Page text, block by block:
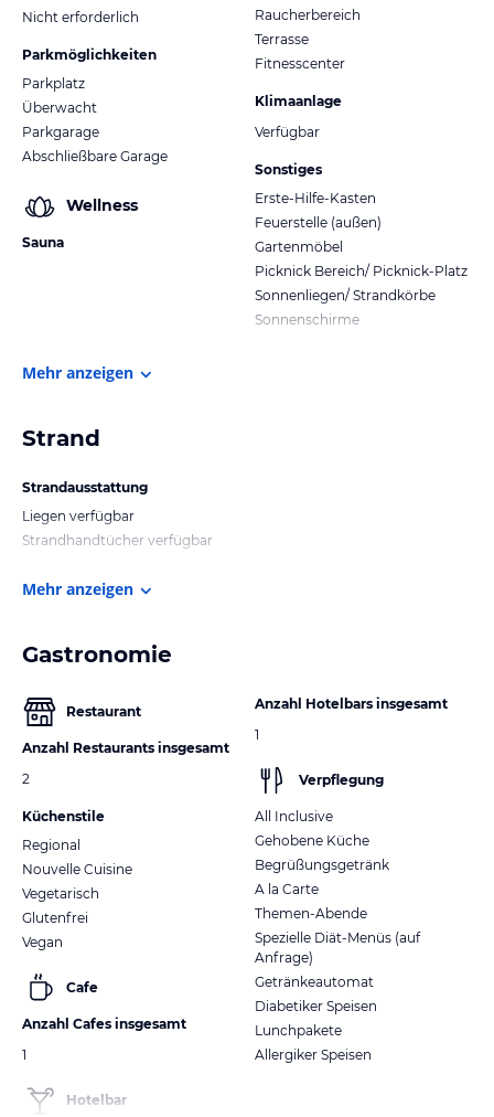
Nicht erforderlich
Parkmöglichkeiten
Parkplatz
Überwacht
Parkgarage
Abschließbare Garage
Wellness
Sauna
Raucherbereich
Terrasse
Fitnesscenter
Klimaanlage
Verfügbar
Sonstiges
Erste-Hilfe-Kasten
Feuerstelle (außen)
Gartenmöbel
Picknick Bereich/ Picknick-Platz
Sonnenliegen/ Strandkörbe
Sonnenschirme
Mehr anzeigen
Strand
Strandausstattung
Liegen verfügbar
Strandhandtücher verfügbar
Mehr anzeigen
Gastronomie
Restaurant
Anzahl Restaurants insgesamt
2
Küchenstile
Regional
Nouvelle Cuisine
Vegetarisch
Glutenfrei
Vegan
Cafe
Anzahl Cafes insgesamt
1
Hotelbar
Anzahl Hotelbars insgesamt
1
Verpflegung
All Inclusive
Gehobene Küche
Begrüßungsgetränk
A la Carte
Themen-Abende
Spezielle Diät-Menüs (auf
Anfrage)
Getränkeautomat
Diabetiker Speisen
Lunchpakete
Allergiker Speisen